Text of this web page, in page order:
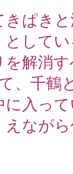
ぱき
として
解消
、千鶴
入っ
えなが